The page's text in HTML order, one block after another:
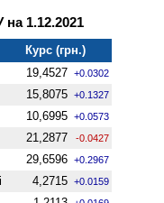
1.12.2021
Курс (грн.)
19,4527 +0.0302
15,8075 +0.1327
10,6995 +0.0573
21,2877 -0.0427
29,6596 +0.2967
4,2715 +0.0159